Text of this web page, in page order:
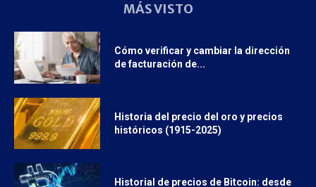
MÁS VISTO
Cómo verificar y cambiar la dirección
de facturación de...
Historia del precio del oro y precios
históricos (1915-2025)
Historial de precios de Bitcoin: desde